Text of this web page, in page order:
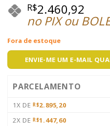
R$2.460,92
no PIX ou
Fora de estoque
ENVIE-ME UM E-MAIL
PARCELAMENTO
1X DE R$2.895,20
2X DE R$1.447,60